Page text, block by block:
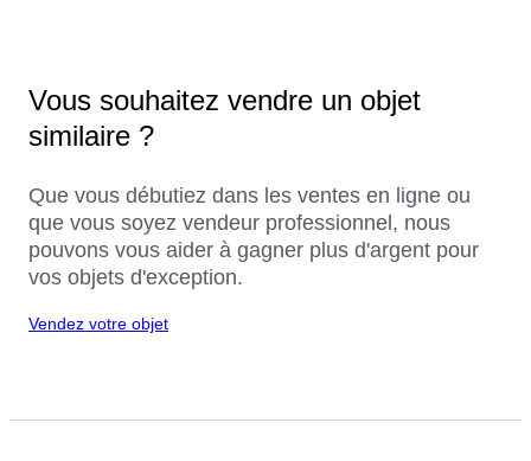
Vous souhaitez vendre un objet
similaire ?
Que vous débutiez dans les ventes en ligne ou
que vous soyez vendeur professionnel, nous
pouvons vous aider à gagner plus d'argent pour
vos objets d'exception.
Vendez votre objet